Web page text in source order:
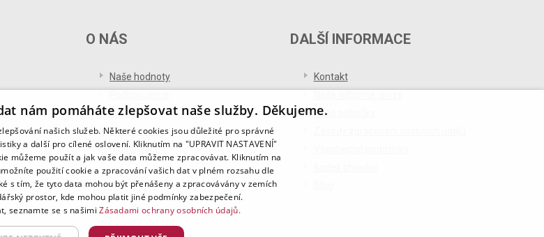
O NÁS
Naše hodnoty
Ocenění
Partnerství
Digitalizace
DALŠÍ INFORMACE
Kontakt
Naše pobočky
nám pomáháte zlepšovat naše služby. Děkujeme.
našich služeb. Některé cookies jsou důležité pro správné
a další pro cílené oslovení. Kliknutím na "UPRAVIT NASTAVENÍ"
můžeme použít a jak vaše data můžeme zpracovávat. Kliknutím na
použití cookie a zpracování vašich dat v plném rozsahu dle
s tím, že tyto data mohou být přenášeny a zpracovávány v zemích
prostor, kde mohou platit jiné podmínky zabezpečení.
seznamte se s našimiZásadami ochrany osobních údajů.